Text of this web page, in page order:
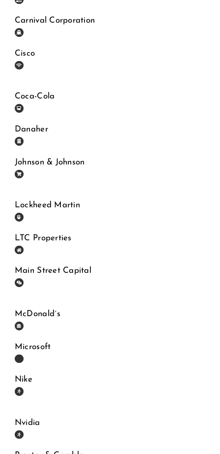
Carnival Corporation
Cisco
Coca-Cola
Danaher
Johnson & Johnson
Lockheed Martin
LTC Properties
Main Street Capital
McDonald´s
Microsoft
Nike
Nvidia